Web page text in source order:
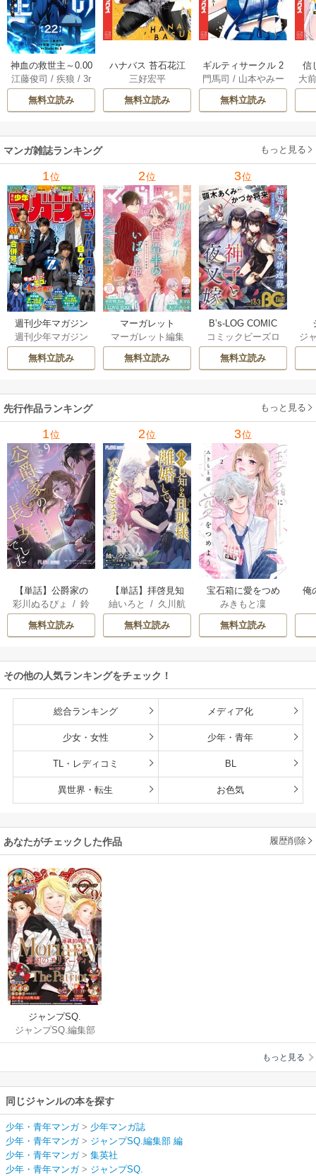
神血の救世主～0.00
000001％を引き当
て最強へ～【電子
書籍特典付】 22巻
江藤俊司 /疾狼 /3r
d Ie/Studio No.9
無料立読み
ハナバス 苔石花江
のバスケ論 7巻
三好宏平
無料立読み
ギルティサークル 2
1巻
門馬司 / 山本やみー
無料立読み
信
に
の
れ
メ
大
マンガ雑誌ランキング もっと見る
1位
週刊少年マガジン
週刊少年マガジン
編集部
無料立読み
2位
マーガレット
マーガレット編集
部
無料立読み
3位
B’s-LOG COMIC
コミックビーズロ
グ編集部
無料立読み
ジ
先行作品ランキング もっと見る
1位
【単話】公爵家の
長女でした
彩川ぬるぴょ /鈴
音さや/たむ
無料立読み
2位
【単話】拝啓見知
らぬ旦那様、離婚
していただきます
紬いろと / 久川航
璃/あいるむ
無料立読み
3位
宝石箱に愛をつめ
よう
みきもと凜
無料立読み
俺
その他の人気ランキングをチェック！
総合ランキング メディア化
少女・女性 少年・青年
TL・レディコミ BL
異世界・転生 お色気
あなたがチェックした作品 履歴削除
ジャンプSQ.
ジャンプSQ.編集部
編
もっと見る
同じジャンルの本を探す
少年・青年マンガ> 少年マンガ誌
少年・青年マンガ> ジャンプSQ.編集部 編
少年・青年マンガ> 集英社
少年・青年マンガ> ジャンプSQ.